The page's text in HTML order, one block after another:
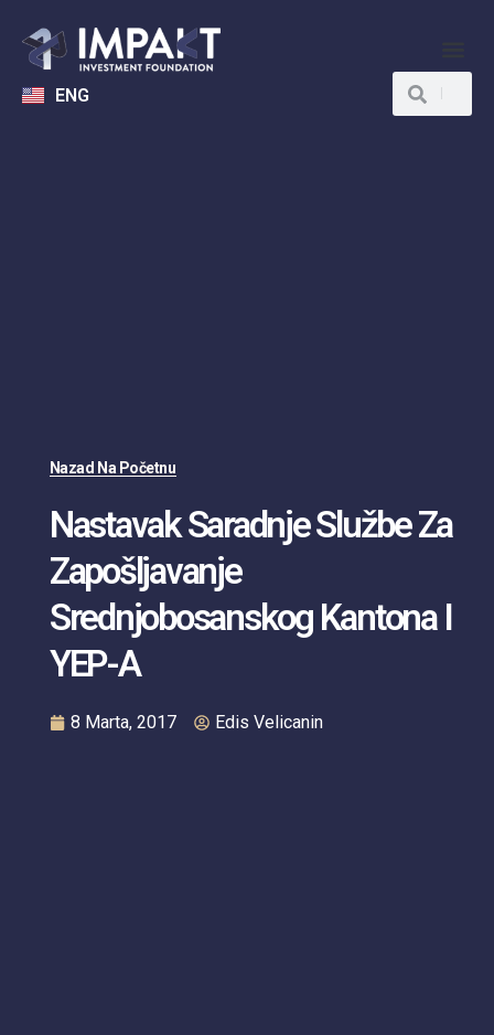
ENG
Nazad Na Početnu
Nastavak Saradnje Službe Za
Zapošljavanje
Srednjobosanskog Kantona I
YEP-A
8 Marta, 2017 Edis Velicanin